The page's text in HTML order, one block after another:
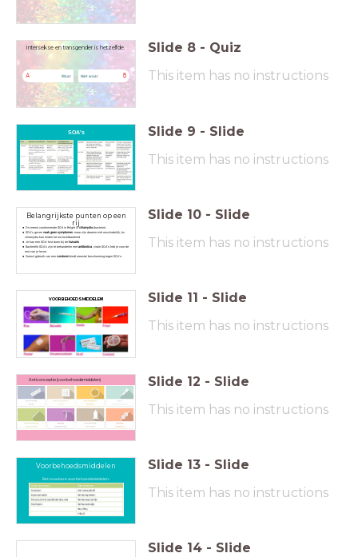
Intersekse en transgender is hetzelfde.
A Waar B
Niet waar
Slide 8 - Quiz
This item has no instructions
SOA's Slide 9 - Slide
This item has no instructions
Belangrijkste punten op een
rij
De meest voorkomende SOA in België ischlamydia(bacterie).
SOA's gevenvaak geen symptomen, maar zijn daarom niet onschadelijk, bv.
chlamydia kan leiden tot onvruchtbaarheid
Je kan een SOA-test doen bij dehuisarts
Bacteriële SOA's zijn te behandelen metantibiotica, virale SOA's heb je voor de
rest van je leven.
Correct gebruik van eencondoombiedt meestal bescherming tegen SOA's.
Slide 10 - Slide
This item has no instructions
VOORBEHOEDSMIDDELEN! Slide 11 - Slide
This item has no instructions
Anticonceptie (voorbehoedsmiddelen) Slide 12 - Slide
This item has no instructions
Voorbehoedsmiddelen
Betrouwbare voorbehoedsmiddelen:
Slide 13 - Slide
This item has no instructions
Slide 14 - Slide